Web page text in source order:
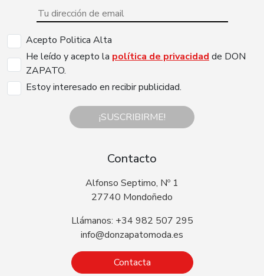
Acepto Politica Alta
He leído y acepto la política de privacidad de DON
ZAPATO.
Estoy interesado en recibir publicidad.
¡SUSCRIBIRME!
Contacto
Alfonso Septimo, Nº 1
27740 Mondoñedo
Llámanos: +34 982 507 295
info@donzapatomoda.es
Contacta